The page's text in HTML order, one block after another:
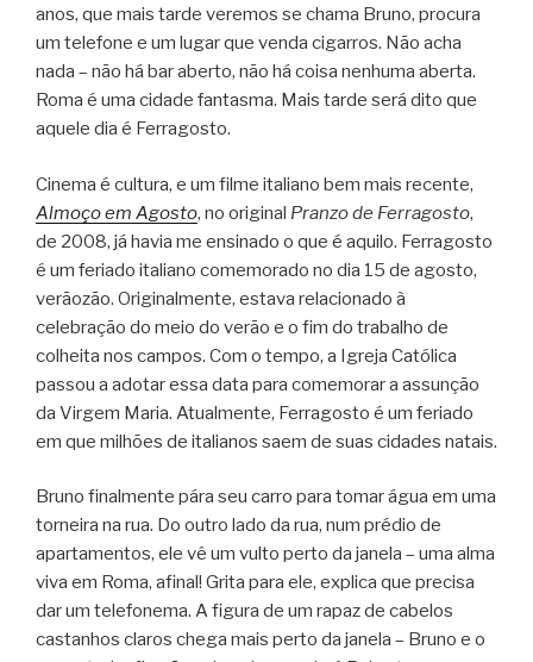
anos, que mais tarde veremos se chama Bruno, procura
um telefone e um lugar que venda cigarros. Não acha
nada – não há bar aberto, não há coisa nenhuma aberta.
Roma é uma cidade fantasma. Mais tarde será dito que
aquele dia é Ferragosto.
Cinema é cultura, e um filme italiano bem mais recente,
Almoço em Agosto, no original Pranzo de Ferragosto,
de 2008, já havia me ensinado o que é aquilo. Ferragosto
é um feriado italiano comemorado no dia 15 de agosto,
verãozão. Originalmente, estava relacionado à
celebração do meio do verão e o fim do trabalho de
colheita nos campos. Com o tempo, a Igreja Católica
passou a adotar essa data para comemorar a assunção
da Virgem Maria. Atualmente, Ferragosto é um feriado
em que milhões de italianos saem de suas cidades natais.
Bruno finalmente pára seu carro para tomar água em uma
torneira na rua. Do outro lado da rua, num prédio de
apartamentos, ele vê um vulto perto da janela – uma alma
viva em Roma, afinal! Grita para ele, explica que precisa
dar um telefonema. A figura de um rapaz de cabelos
castanhos claros chega mais perto da janela – Bruno e o